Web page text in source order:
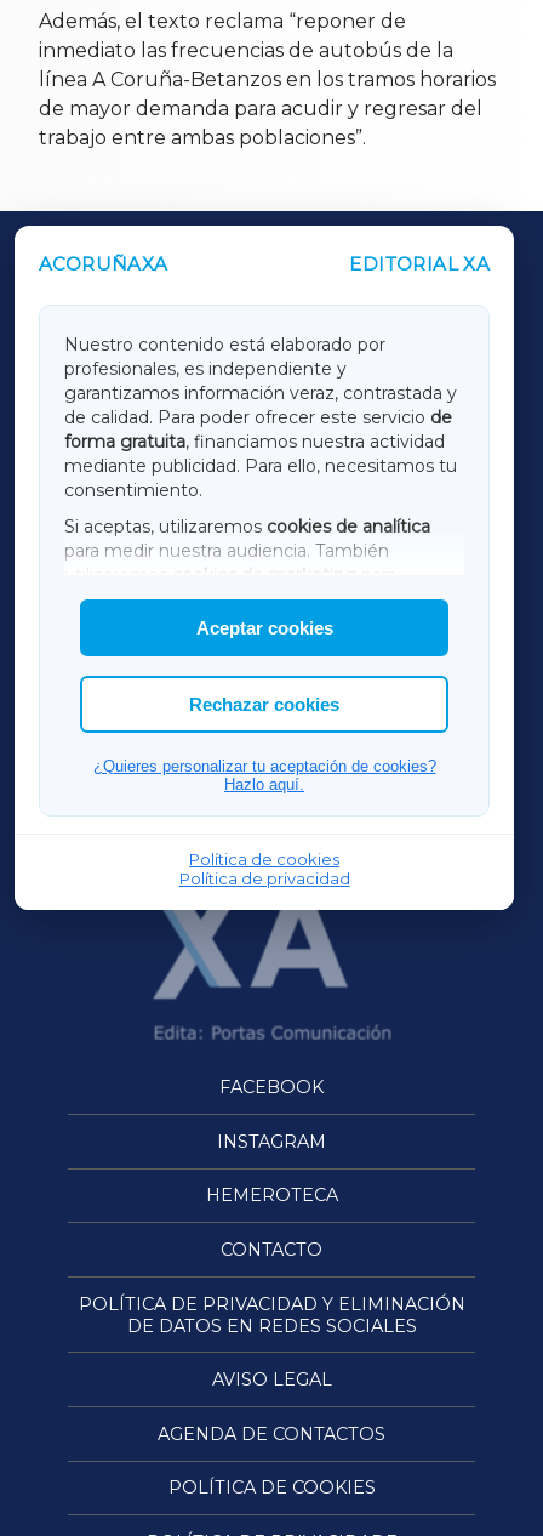
Además, el texto reclama “reponer de
inmediato las frecuencias de autobús de la
línea A Coruña-Betanzos en los tramos horarios
de mayor demanda para acudir y regresar del
trabajo entre ambas poblaciones”.
ACORUÑAXA EDITORIAL XA
Nuestro contenido está elaborado por
profesionales, es independiente y
garantizamos información veraz, contrastada y
de calidad. Para poder ofrecer este servicio de
forma gratuita, financiamos nuestra actividad
mediante publicidad. Para ello, necesitamos tu
consentimiento.
Si aceptas, utilizaremos cookies de analítica
para medir nuestra audiencia. También
utilizaremos
cookies de marketing
mostrar publicidad de terceros.
Asimismo, puedes personalizar la elección de
las cookies que deseas permitir.
Aceptar cookies
Rechazar cookies
¿Quieres personalizar tu aceptación de cookies?
Hazlo aquí.
Política de cookies
Política de privacidad
OUTROS PERIÓDICOS
LUGOXA
TERRACHAXA
AMARIÑAXA
RIBEIRASACRAXA
ACORUÑAXA
FERROLXA
OURENSEXA
FACEBOOK
INSTAGRAM
HEMEROTECA
CONTACTO
POLÍTICA DE PRIVACIDAD Y ELIMINACIÓN
DE DATOS EN REDES SOCIALES
AVISO LEGAL
AGENDA DE CONTACTOS
POLÍTICA DE COOKIES